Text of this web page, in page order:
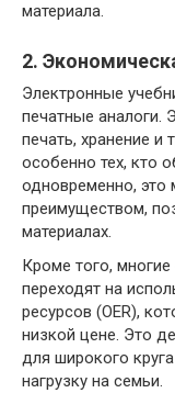
материала.
2.
Электронные
печатные аналоги.
печать, хранение и
особенно тех, кто
одновременно, это
преимуществом,
материалах.
Кроме того,
переходят на
ресурсов (OER),
низкой цене. Это
для широкого
нагрузку на семьи.